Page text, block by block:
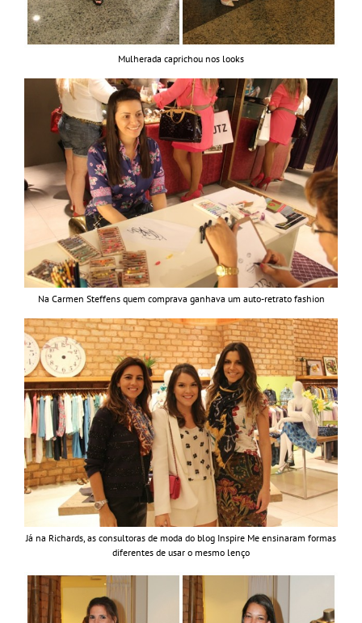
Mulherada caprichou nos looks
Na Carmen Steffens quem comprava ganhava um auto-retrato fashion
Já na Richards, as consultoras de moda do blog Inspire Me ensinaram formas
diferentes de usar o mesmo lenço